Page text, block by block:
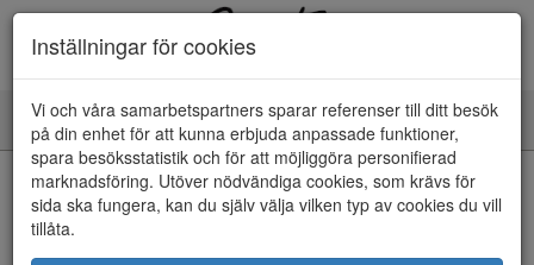
Toggle
navigation
HEM
Inställningar för cookies
Vi och våra samarbetspartners sparar referenser till ditt besök
på din enhet för att kunna erbjuda anpassade funktioner,
spara besöksstatistik och för att möjliggöra personifierad
marknadsföring. Utöver nödvändiga cookies, som krävs för
sida ska fungera, kan du själv välja vilken typ av cookies du vill
tillåta.